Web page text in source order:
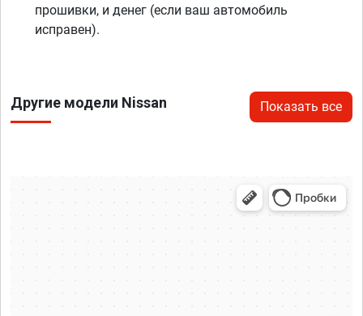
прошивки, и денег (если ваш автомобиль
исправен).
Другие модели Nissan Показать все